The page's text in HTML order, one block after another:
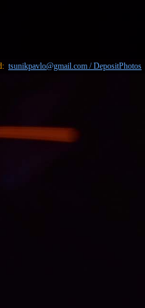
tsunikpavlo@gmail.com / DepositPhotos